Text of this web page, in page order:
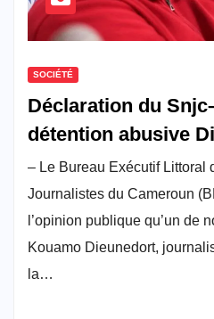
SOCIÉTÉ
Déclaration du
détention abusive
– Le Bureau Exécutif Littoral
Journalistes du Cameroun
l’opinion publique qu’un de
Kouamo Dieunedort,
la…